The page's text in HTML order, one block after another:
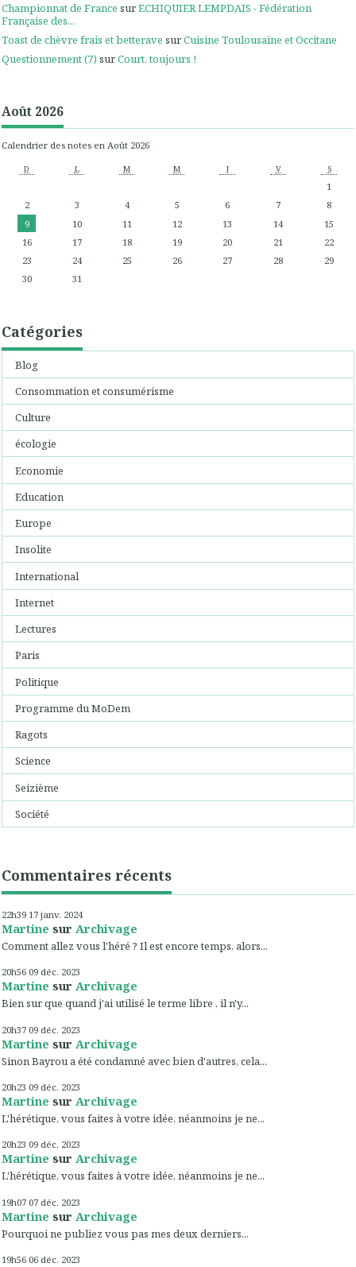
Championnat de France surECHIQUIER LEMPDAIS - Fédération
Française des...
Toast de chèvre frais et betterave surCuisine Toulousaine et Occitane
Questionnement (7) surCourt, toujours !
Août 2026
Calendrier des notes en Août 2026
D L M M J V S
1
2
3 4 5 6 7
8
9
10 11 12 13 14
15
16
17 18 19 20 21
22
23
24 25 26 27 28
29
30
31
Catégories
Blog
Consommation et consumérisme
Culture
écologie
Economie
Education
Europe
Insolite
International
Internet
Lectures
Paris
Politique
Programme du MoDem
Ragots
Science
Seizième
Société
Commentaires récents
22h39 17 janv. 2024
Martine sur Archivage
Comment allez vous l'héré ? Il est encore temps, alors...
20h56 09 déc. 2023
Martine sur Archivage
Bien sur que quand j'ai utilisé le terme libre , il n'y...
20h37 09 déc. 2023
Martine sur Archivage
Sinon Bayrou a été condamné avec bien d'autres, cela...
20h23 09 déc. 2023
Martine sur Archivage
L'hérétique, vous faites à votre idée, néanmoins je ne...
20h23 09 déc. 2023
Martine sur Archivage
L'hérétique, vous faites à votre idée, néanmoins je ne...
19h07 07 déc. 2023
Martine sur Archivage
Pourquoi ne publiez vous pas mes deux derniers...
19h56 06 déc. 2023